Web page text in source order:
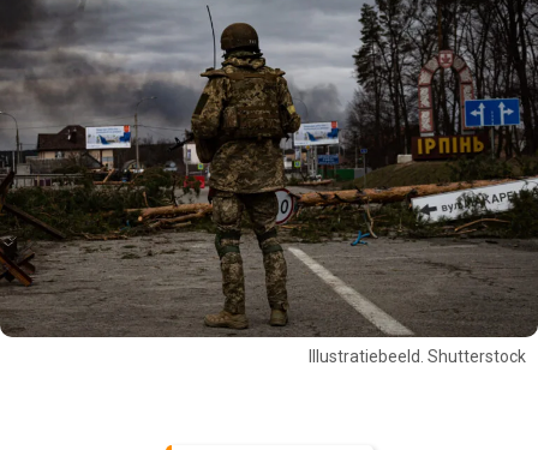
Illustratiebeeld. Shutterstock